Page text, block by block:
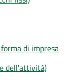
di impresa
dell'attività)